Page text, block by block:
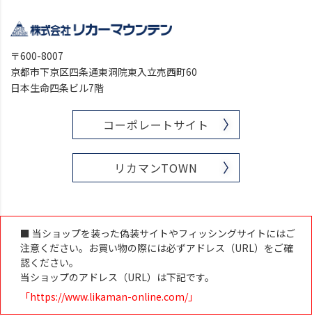
〒600-8007
京都市下京区四条通東洞院東入立売西町60
日本生命四条ビル7階
コーポレートサイト
リカマンTOWN
■ 当ショップを装った偽装サイトやフィッシングサイトにはご
注意ください。お買い物の際には必ずアドレス（URL）をご確
認ください。
当ショップのアドレス（URL）は下記です。
「https://www.likaman-online.com/」